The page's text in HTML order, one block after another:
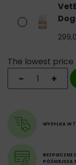
Prowitaminy:
Składniki
19,5%, włókno
tłuszczowe
_ _ _ _
The lowest price
ilość VetExpert
+
-
WYSYŁKA W
BEZPIECZNE
PÓŹNIEJSZA